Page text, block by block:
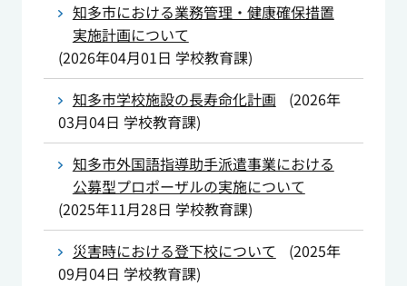
知多市における業務管理・健康確保措置
実施計画について
(2026年04月01日 学校教育課)
知多市学校施設の長寿命化計画
(2026年
03月04日 学校教育課)
知多市外国語指導助手派遣事業における
公募型プロポーザルの実施について
(2025年11月28日 学校教育課)
災害時における登下校について
(2025年
09月04日 学校教育課)